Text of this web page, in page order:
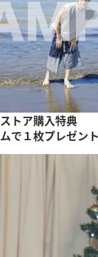
トア購入特典
で１枚プレゼント